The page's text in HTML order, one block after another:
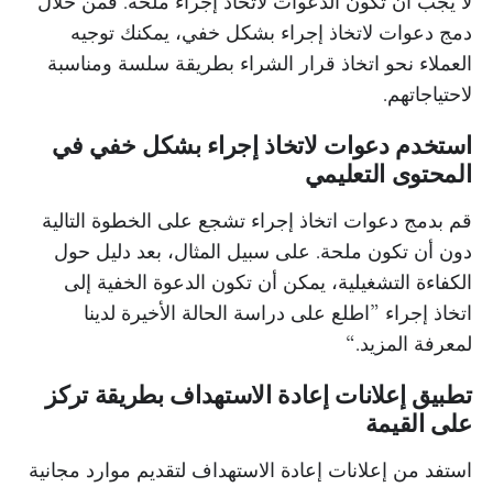
دمج دعوات لاتخاذ إجراء بشكل خفي، يمكنك توجيه
العملاء نحو اتخاذ قرار الشراء بطريقة سلسة ومناسبة
لاحتياجاتهم.
استخدم دعوات لاتخاذ إجراء بشكل خفي في
المحتوى التعليمي
قم بدمج دعوات اتخاذ إجراء تشجع على الخطوة التالية
دون أن تكون ملحة. على سبيل المثال، بعد دليل حول
الكفاءة التشغيلية، يمكن أن تكون الدعوة الخفية إلى
اتخاذ إجراء ”اطلع على دراسة الحالة الأخيرة لدينا
لمعرفة المزيد.“
تطبيق إعلانات إعادة الاستهداف بطريقة تركز
على القيمة
استفد من إعلانات إعادة الاستهداف لتقديم موارد مجانية